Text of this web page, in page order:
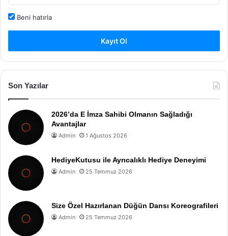
Beni hatırla
Kayıt Ol
Son Yazılar
2026’da E İmza Sahibi Olmanın Sağladığı
Avantajlar
Admin 1 Ağustos 2026
HediyeKutusu ile Ayrıcalıklı Hediye Deneyimi
Admin 25 Temmuz 2026
Size Özel Hazırlanan Düğün Dansı Koreografileri
Admin 25 Temmuz 2026